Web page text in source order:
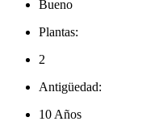
Bueno
Plantas:
2
Antigüedad:
10 Años